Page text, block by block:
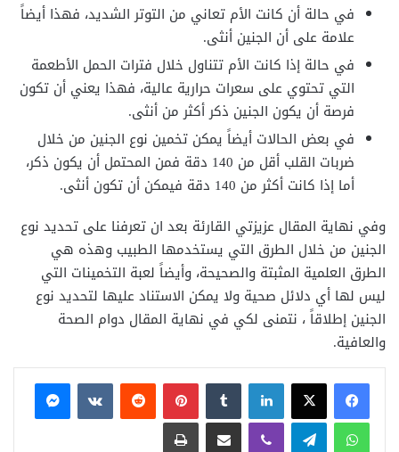
في حالة أن كانت الأم تعاني من التوتر الشديد، فهذا أيضاً
علامة على أن الجنين أنثى.
في حالة إذا كانت الأم تتناول خلال فترات الحمل الأطعمة
التي تحتوي على سعرات حرارية عالية، فهذا يعني أن تكون
فرصة أن يكون الجنين ذكر أكثر من أنثى.
في بعض الحالات أيضاً يمكن تخمين نوع الجنين من خلال
ضربات القلب أقل من 140 دقة فمن المحتمل أن يكون ذكر،
أما إذا كانت أكثر من 140 دقة فيمكن أن تكون أنثى.
وفي نهاية المقال عزيزتي القارئة بعد ان تعرفنا على تحديد نوع
الجنين من خلال الطرق التي يستخدمها الطبيب وهذه هي
الطرق العلمية المثبتة والصحيحة، وأيضاً لعبة التخمينات التي
ليس لها أي دلائل صحية ولا يمكن الاستناد عليها لتحديد نوع
الجنين إطلاقاً ، نتمنى لكي في نهاية المقال دوام الصحة
والعافية.
فيسبوكX لينكدإن بينتيريست
ماسنجر
واتساب تيلقرام ڤايبر مشاركة عبر البريد طباعة